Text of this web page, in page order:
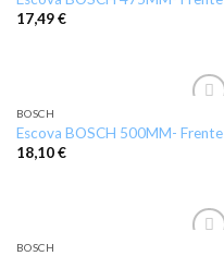
wishlist
17,49€
wishlist
BOSCH
Escova BOSCH 500MM- Frente
18,10€
BOSCH